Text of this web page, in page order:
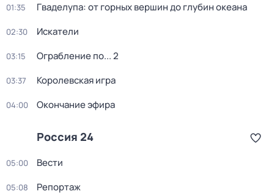
01:35 Гваделупа: от горных вершин до глубин океана
02:30 Искатели
03:15 Ограбление по... 2
03:37 Королевская игра
04:00 Окончание эфира
Россия 24
05:00 Вести
05:08 Репортаж